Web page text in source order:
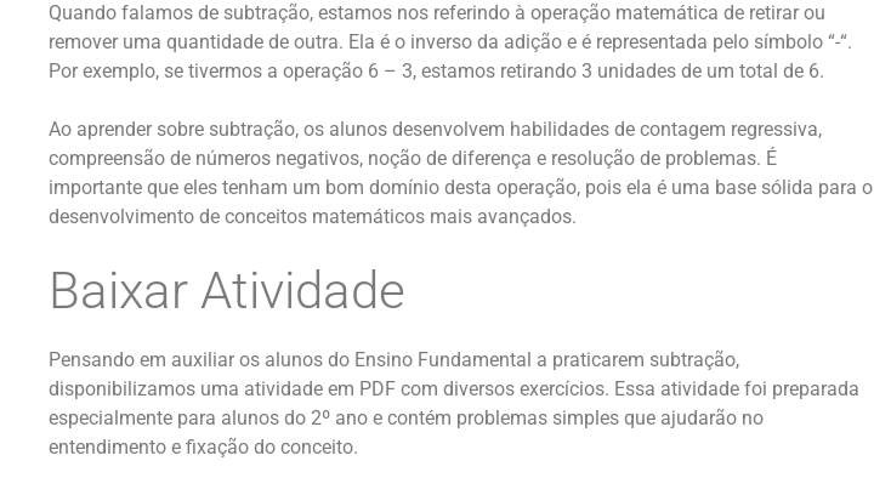
Quando falamos de subtração, estamos nos referindo à operação matemática de retirar ou
remover uma quantidade de outra. Ela é o inverso da adição e é representada pelo símbolo “-“.
Por exemplo, se tivermos a operação 6 – 3, estamos retirando 3 unidades de um total de 6.
Ao aprender sobre subtração, os alunos desenvolvem habilidades de contagem regressiva,
compreensão de números negativos, noção de diferença e resolução de problemas. É
importante que eles tenham um bom domínio desta operação, pois ela é uma base sólida para o
desenvolvimento de conceitos matemáticos mais avançados.
Baixar Atividade
Pensando em auxiliar os alunos do Ensino Fundamental a praticarem subtração,
disponibilizamos uma atividade em PDF com diversos exercícios. Essa atividade foi preparada
especialmente para alunos do 2º ano e contém problemas simples que ajudarão no
entendimento e fixação do conceito.